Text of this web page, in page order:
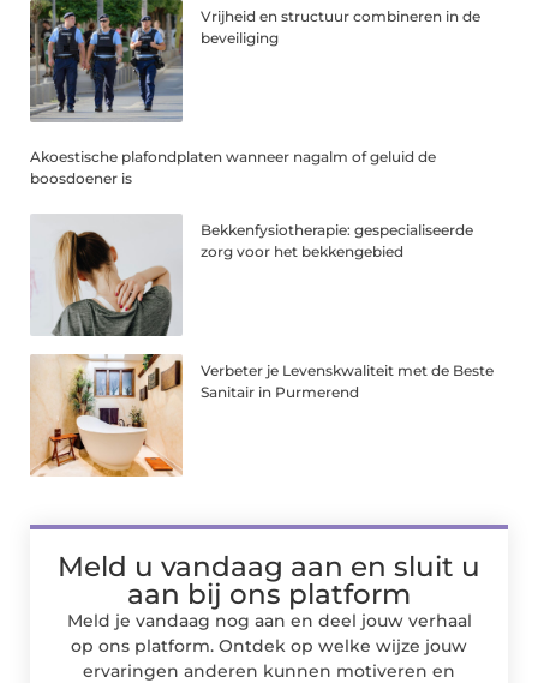
Vrijheid en structuur combineren in de
beveiliging
Akoestische plafondplaten wanneer nagalm of geluid de
boosdoener is
Bekkenfysiotherapie: gespecialiseerde
zorg voor het bekkengebied
Verbeter je Levenskwaliteit met de Beste
Sanitair in Purmerend
Meld u vandaag aan en sluit u
aan bij ons platform
Meld je vandaag nog aan en deel jouw verhaal
op ons platform. Ontdek op welke wijze jouw
ervaringen anderen kunnen motiveren en